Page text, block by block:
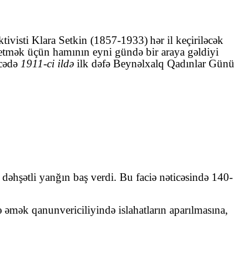
Klara Setkin (1857-1933)hər il keçiriləcək
üçün hamının eyni gündə bir araya gəldiyi
1911-ci ildə ilk dəfə Beynəlxalq Qadınlar Günü
yanğın baş verdi. Bu faciə nəticəsində 140-
qanunvericiliyində islahatların aparılmasına,